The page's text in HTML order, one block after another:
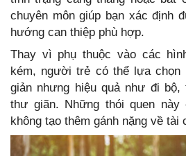
chuyên môn giúp bạn xác định
hướng can thiệp phù hợp.
Thay vì phụ thuộc vào các
kém, người trẻ có thể lựa chọn
giản nhưng hiệu quả như đi bộ,
thư giãn. Những thói quen
không tạo thêm gánh nặng về tài